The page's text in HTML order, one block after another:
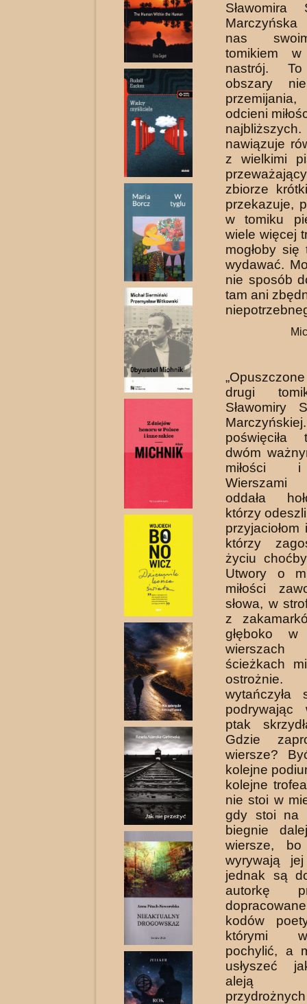
Sławomira
Marczyńska
nas
tomikiem w
nastrój.
obszary
odcieni
nawiązuje
z wielkimi
zbiorze
przekazuje,
w tomiku
wiele więcej
mogłoby
wydawać.
nie sposób
tam ani
drugi
Sławomiry
dwóm
miłości
oddała
którzy
którzy
życiu
Utwo­ry o
miłości
słowa, w
z
głęboko
ścieżkach
wytańczyła
podrywając
ptak
Gdzie
wiersze?
kolejne
kolejne
nie stoi w
gdy stoi na
biegnie
wiersze,
wyrywają
jednak są
autorkę
kodów
którymi
pochylić, a
usłyszeć
aleją
przydrożnych